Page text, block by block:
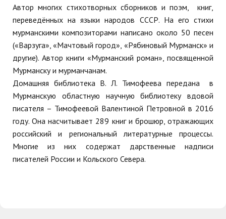
Автор многих стихотворных сборников и поэм, книг,
переведённых на языки народов СССР. На его стихи
мурманскими композиторами написано около 50 песен
(«Варзуга», «Мачтовый город», «Рябиновый Мурманск» и
другие). Автор книги «Мурманский роман», посвященной
Мурманску и мурманчанам.
Домашняя библиотека В. Л. Тимофеева передана в
Мурманскую областную научную библиотеку вдовой
писателя – Тимофеевой Валентиной Петровной в 2016
году. Она насчитывает 289 книг и брошюр, отражающих
российский и региональный литературные процессы.
Многие из них содержат дарственные надписи
писателей России и Кольского Севера.